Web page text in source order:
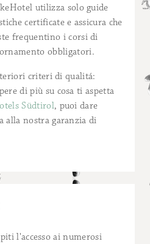
utilizza solo guide
certificate e assicura che
frequentino i corsi di
obbligatori.
criteri di qualitá:
di più su cosa ti aspetta
Südtirol, puoi dare
alla nostra garanzia di
l'accesso ai numerosi